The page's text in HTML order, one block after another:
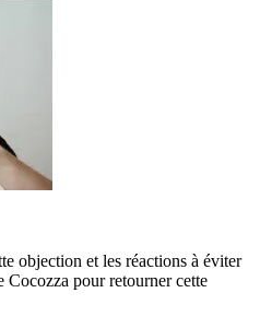
objection et les réactions à éviter
Cocozza pour retourner cette